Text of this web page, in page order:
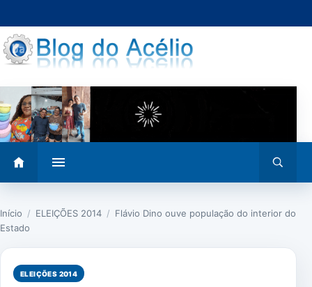
para
o
conteúdo
menu
busca
Início / ELEIÇÕES 2014 / Flávio Dino ouve população do interior do
Estado
ELEIÇÕES 2014